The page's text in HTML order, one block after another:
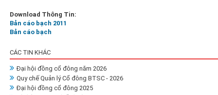
Download Thông Tin:
Bản cáo bạch 2011
Bản cáo bạch
CÁC TIN KHÁC
Đại hội đồng cổ đông năm 2026
Quy chế Quản lý Cổ đông BTSC - 2026
Đại hội đồng cổ đông 2025